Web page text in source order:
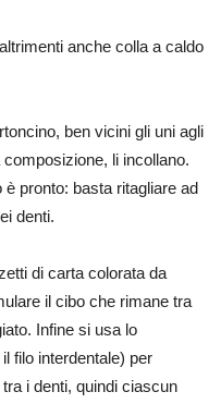
anche colla a caldo
ben vicini gli uni agli
li incollano.
pronto: basta ritagliare ad
denti.
di carta colorata da
il cibo che rimane tra
Infine si usa lo
filo interdentale) per
i denti, quindi ciascun